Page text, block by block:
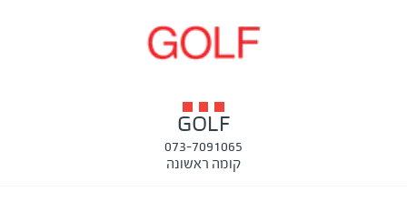
GOLF
073-7091065
קומה ראשונה